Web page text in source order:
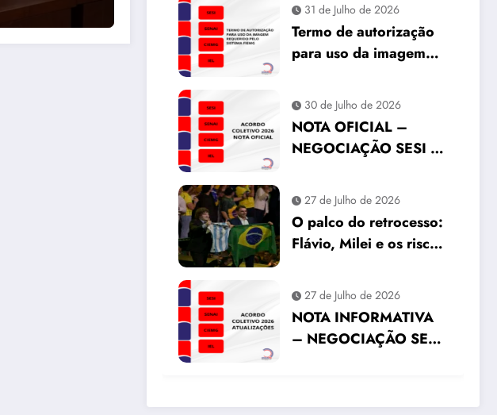
31 de Julho de 2026
Termo de autorização
para uso da imagem
FIEMG
30 de Julho de 2026
NOTA OFICIAL –
NEGOCIAÇÃO SESI |
27 de Julho de 2026
O palco do retrocesso:
Flávio, Milei e os riscos
27 de Julho de 2026
NOTA INFORMATIVA
– NEGOCIAÇÃO SESI